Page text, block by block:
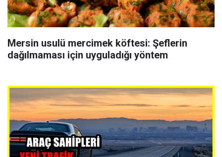
Mersin usulü mercimek köftesi: Şeflerin
dağılmaması için uyguladığı yöntem